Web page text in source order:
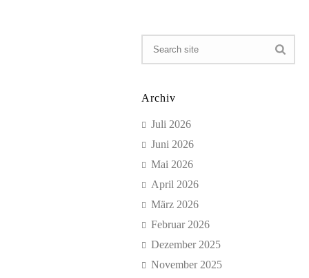
Archiv
Juli 2026
Juni 2026
Mai 2026
April 2026
März 2026
Februar 2026
Dezember 2025
November 2025